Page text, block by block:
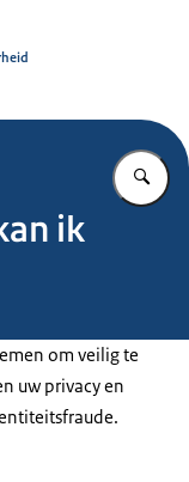
ik
om veilig te
uw privacy en